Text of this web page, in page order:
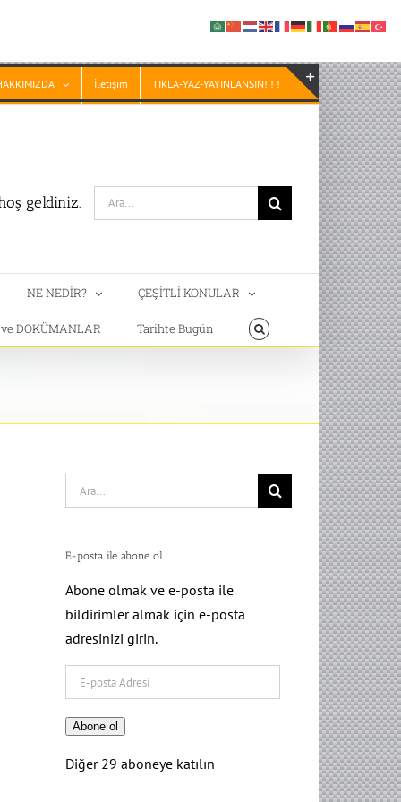
İletişim TIKLA-YAZ-YAYINLANSIN! ! !
geldiniz.
Search
for:
NE NEDİR? ÇEŞİTLİ KONULAR
DOKÜMANLAR Tarihte Bugün
Search
for:
E-posta ile abone ol
Abone olmak ve e-posta ile
bildirimler almak için e-posta
adresinizi girin.
posta
Adresi
Abone ol
Diğer 29 aboneye katılın
Toggle
Sliding
Bar
Area